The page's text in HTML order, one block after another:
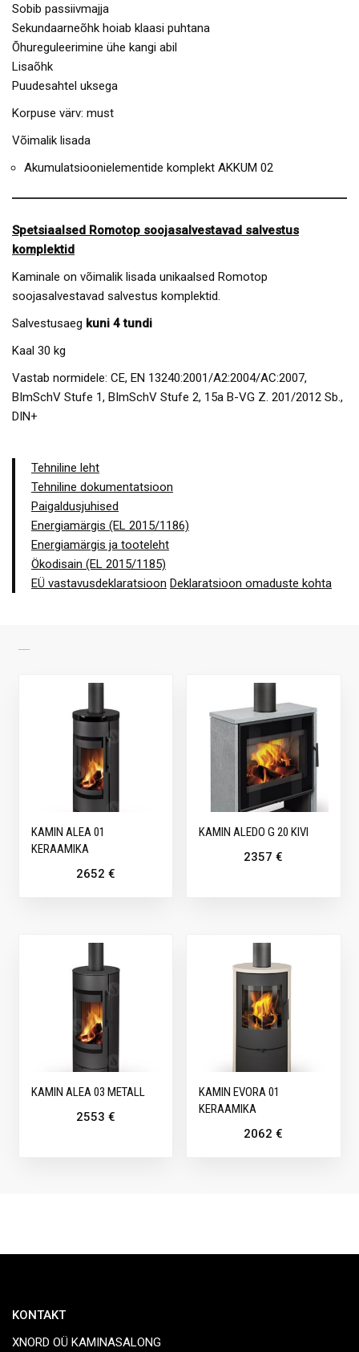
Sobib passiivmajja
Sekundaarneõhk hoiab klaasi puhtana
Õhureguleerimine ühe kangi abil
Lisaõhk
Puudesahtel uksega
Korpuse värv: must
Võimalik lisada
Akumulatsioonielementide komplekt AKKUM 02
Spetsiaalsed Romotop soojasalvestavad salvestus
komplektid
Kaminale on võimalik lisada unikaalsed Romotop
soojasalvestavad salvestus komplektid.
Salvestusaeg kuni 4 tundi
Kaal 30 kg
Vastab normidele: CE, EN 13240:2001/A2:2004/AC:2007,
BImSchV Stufe 1, BImSchV Stufe 2, 15a B-VG Z. 201/2012 Sb.,
DIN+
Tehniline leht
Tehniline dokumentatsioon
Paigaldusjuhised
Energiamärgis (EL 2015/1186)
Energiamärgis ja tooteleht
Ökodisain (EL 2015/1185)
EÜ vastavusdeklaratsioon Deklaratsioon omaduste kohta
KAMIN ALEA 01
KERAAMIKA
2652 €
KAMIN ALEDO G 20 KIVI
2357€
KAMIN ALEA 03 METALL
2553 €
KAMIN EVORA 01
KERAAMIKA
2062€
KONTAKT
XNORD OÜ KAMINASALONG